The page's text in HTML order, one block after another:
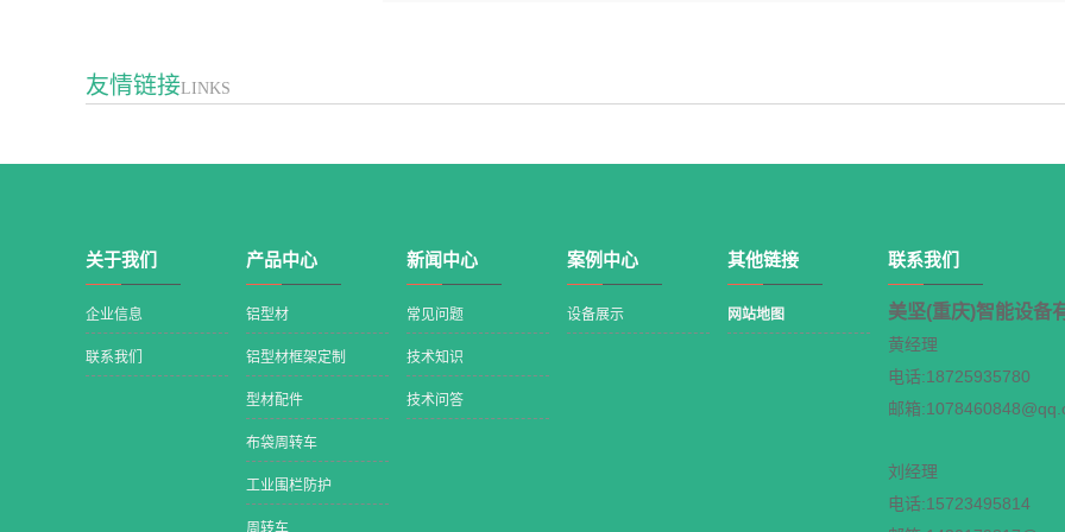
友情链接LINKS
关于我们
企业信息
联系我们
产品中心
铝型材
铝型材框架定制
型材配件
布袋周转车
工业围栏防护
周转车
新闻中心
常见问题
技术知识
技术问答
案例中心
设备展示
其他链接
网站地图
联系我们
美坚(重庆)智能设备
黄经理
电话:18725935780
邮箱
刘经理
电话:15723495814